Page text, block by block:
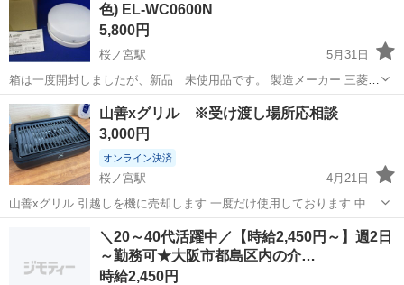
色) EL-WC0600N
5,800円
桜ノ宮駅
5月31日
箱は一度開封しましたが、新品 未使用品です。 製造メーカー 三菱電
機 商品型番 EL-WC0600N 商品状態 未使用品 荷物のサイズ 〜100cm
荷物の重量 〜5kg
大阪 大阪市 桜ノ宮駅 家電 三菱電機
山善xグリル ※受け渡し場所応相談
3,000円
オンライン決済
桜ノ宮駅
4月21日
山善xグリル 引越しを機に売却します 一度だけ使用しております 中古
品が気になる方はご遠慮ください ※受け渡し場所は応相談
桜ノ宮駅 キッチン家電
＼20～40代活躍中／【時給2,450円～】週2日
～勤務可★大阪市都島区内の介…
時給2,450円